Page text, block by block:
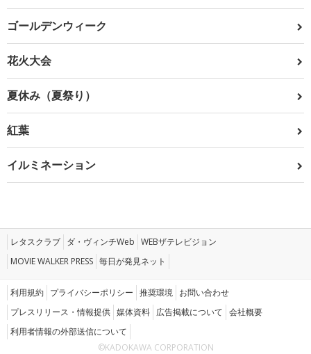
ゴールデンウィーク
花火大会
夏休み（夏祭り）
紅葉
イルミネーション
レタスクラブ ダ・ヴィンチWeb WEBザテレビジョン
MOVIE WALKER PRESS 毎日が発見ネット
利用規約 プライバシーポリシー 推奨環境 お問い合わせ
プレスリリース・情報提供 媒体資料 広告掲載について 会社概要
利用者情報の外部送信について
©KADOKAWA CORPORATION